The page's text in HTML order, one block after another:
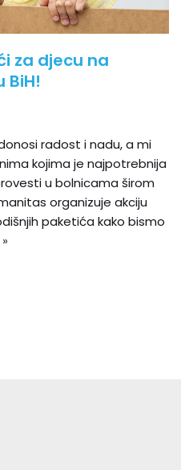
za djecu na
BiH!
radost i nadu, a mi
kojima je najpotrebnija
u bolnicama širom
organizuje akciju
paketića kako bismo